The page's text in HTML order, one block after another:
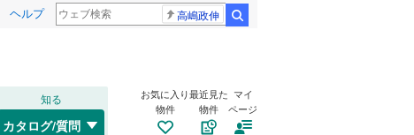
ヘルプ 高嶋政伸
知る
カタログ/質問
お気に入り
物件
最近見た
物件
マイ
ページ
千歳線(0)